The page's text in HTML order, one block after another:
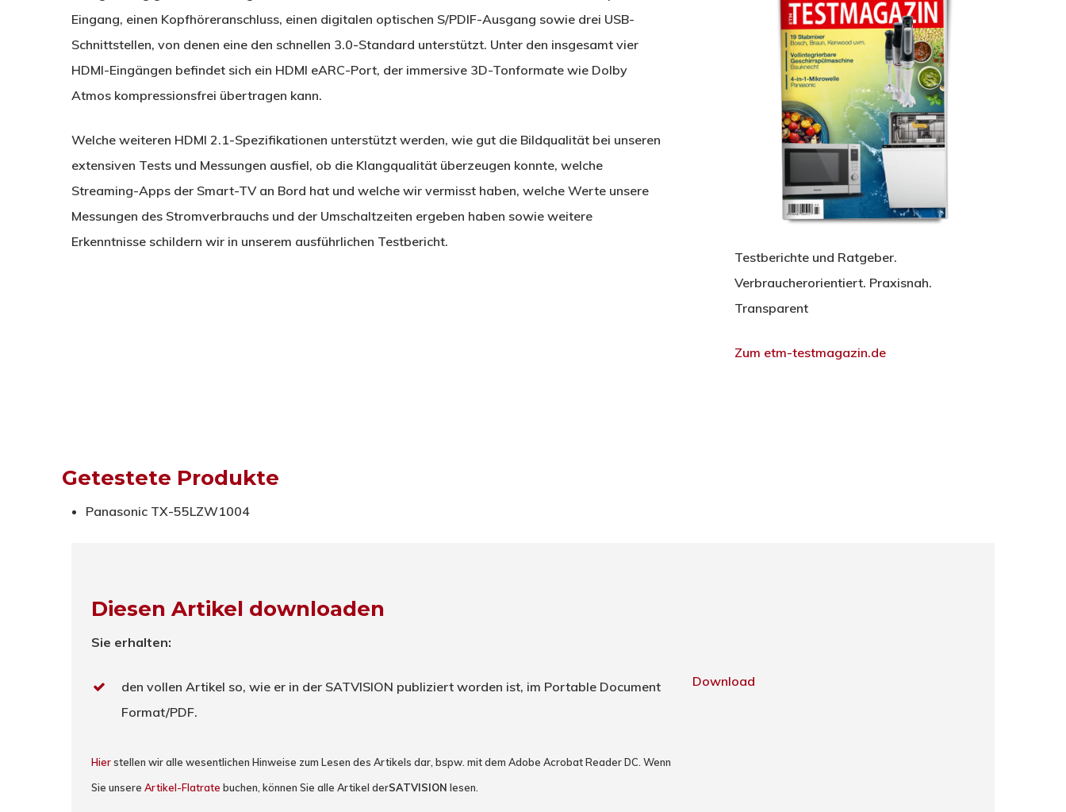
Eingang, einen Kopfhöreranschluss, einen digitalen optischen S/PDIF-Ausgang sowie drei USB-
Schnittstellen, von denen eine den schnellen 3.0-Standard unterstützt. Unter den insgesamt vier
HDMI-Eingängen befindet sich ein HDMI eARC-Port, der immersive 3D-Tonformate wie Dolby
Atmos kompressionsfrei übertragen kann.
Welche weiteren HDMI 2.1-Spezifikationen unterstützt werden, wie gut die Bildqualität bei unseren
extensiven Tests und Messungen ausfiel, ob die Klangqualität überzeugen konnte, welche
Streaming-Apps der Smart-TV an Bord hat und welche wir vermisst haben, welche Werte unsere
Messungen des Stromverbrauchs und der Umschaltzeiten ergeben haben sowie weitere
Erkenntnisse schildern wir in unserem ausführlichen Testbericht.
Testberichte und Ratgeber.
Verbraucherorientiert. Praxisnah.
Transparent
Zum etm-testmagazin.de
Getestete Produkte
Panasonic TX-55LZW1004
Diesen Artikel downloaden
Sie erhalten:
den vollen Artikel so, wie er in der SATVISION publiziert worden ist, im Portable Document
Format/PDF.
Hierstellen wir alle wesentlichen Hinweise zum Lesen des Artikels dar, bspw. mit dem Adobe Acrobat Reader DC. Wenn
Sie unsere Artikel-Flatrate buchen, können Sie alle Artikel derSATVISION lesen.
Download